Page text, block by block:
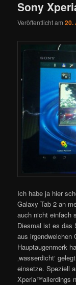
Sony
Veröffentlicht am20.
Ich habe ja hier
Galaxy Tab 2 an
auch nicht einfach
Diesmal ist es
aus irgendwelchen
Hauptaugenmerk
‚wasserdicht‘
einsetze. Speziell
Xperia™allerdings